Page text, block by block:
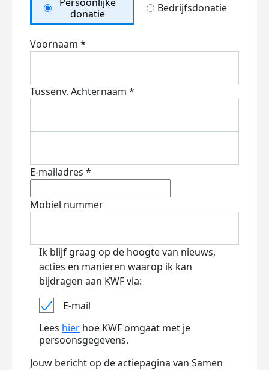
donatie
Bedrijfsdonatie
Voornaam *
Tussenv. Achternaam *
E-mailadres *
Mobiel nummer
Ik blijf graag op de hoogte van nieuws,
acties en manieren waarop ik kan
bijdragen aan KWF via:
E-mail
Lees hier hoe KWF omgaat met je
persoonsgegevens.
Jouw bericht op de actiepagina van Samen